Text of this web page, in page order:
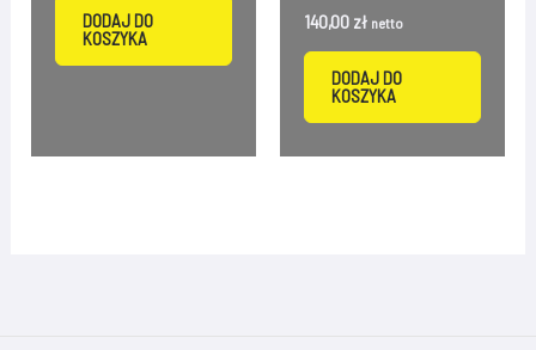
DODAJ DO
KOSZYKA
140,00 zł netto
DODAJ DO
KOSZYKA